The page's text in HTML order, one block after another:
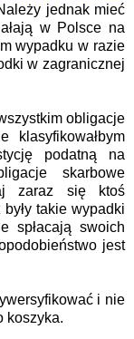
jednak mieć
w Polsce na
wypadku w razie
w zagranicznej
obligacje
klasyfikowałbym
podatną na
skarbowe
zaraz się ktoś
takie wypadki
spłacają swoich
jest
i nie
koszyka.